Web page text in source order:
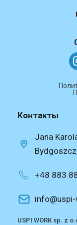
Контакты
Jana
+48 883
USPI WORK sp. z